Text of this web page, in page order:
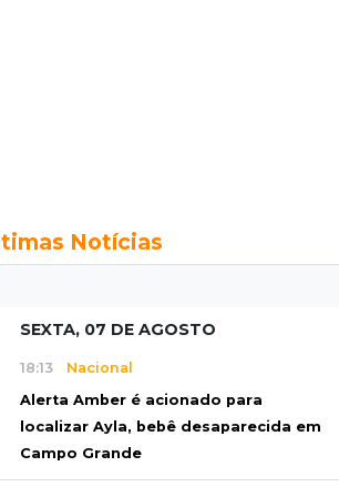
Notícias
SEXTA, 07 DE AGOSTO
18:13 Nacional
Alerta Amber é acionado para
localizar Ayla, bebê desaparecida em
Campo Grande